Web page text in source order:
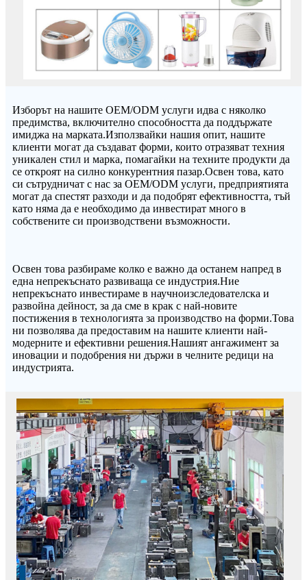
Изборът на нашите OEM/ODM услуги идва с няколко
предимства, включително способността да поддържате
имиджа на марката.Използвайки нашия опит, нашите
клиенти могат да създават форми, които отразяват техния
уникален стил и марка, помагайки на техните продукти да
се откроят на силно конкурентния пазар.Освен това, като
си сътрудничат с нас за OEM/ODM услуги, предприятията
могат да спестят разходи и да подобрят ефективността, тъй
като няма да е необходимо да инвестират много в
собствените си производствени възможности.
Освен това разбираме колко е важно да останем напред в
една непрекъснато развиваща се индустрия.Ние
непрекъснато инвестираме в научноизследователска и
развойна дейност, за да сме в крак с най-новите
постижения в технологията за производство на форми.Това
ни позволява да предоставим на нашите клиенти най-
модерните и ефективни решения.Нашият ангажимент за
иновации и подобрения ни държи в челните редици на
индустрията.